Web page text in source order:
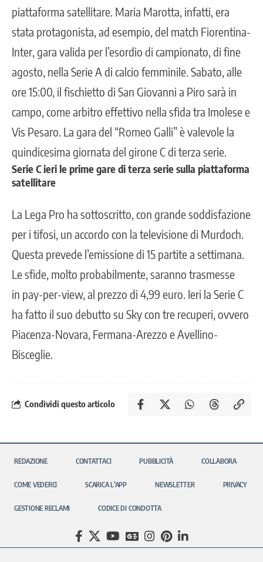
piattaforma satellitare. Maria Marotta, infatti, era
stata protagonista, ad esempio, del match Fiorentina-
Inter, gara valida per l’esordio di campionato, di fine
agosto, nella Serie A di calcio femminile. Sabato, alle
ore 15:00, il fischietto di San Giovanni a Piro sarà in
campo, come arbitro effettivo nella sfida tra Imolese e
Vis Pesaro. La gara del “Romeo Galli” è valevole la
quindicesima giornata del girone C di terza serie.
Serie C ieri le prime gare di terza serie sulla piattaforma
satellitare
La Lega Pro ha sottoscritto, con grande soddisfazione
per i tifosi, un accordo con la televisione di Murdoch.
Questa prevede l’emissione di 15 partite a settimana.
Le sfide, molto probabilmente, saranno trasmesse
in pay-per-view, al prezzo di 4,99 euro. Ieri la Serie C
ha fatto il suo debutto su Sky con tre recuperi, ovvero
Piacenza-Novara, Fermana-Arezzo e Avellino-
Bisceglie.
Condividi questo articolo
REDAZIONE CONTATTACI PUBBLICITÀ COLLABORA
COME VEDERCI SCARICA L’APP NEWSLETTER PRIVACY
GESTIONE RECLAMI CODICE DI CONDOTTA